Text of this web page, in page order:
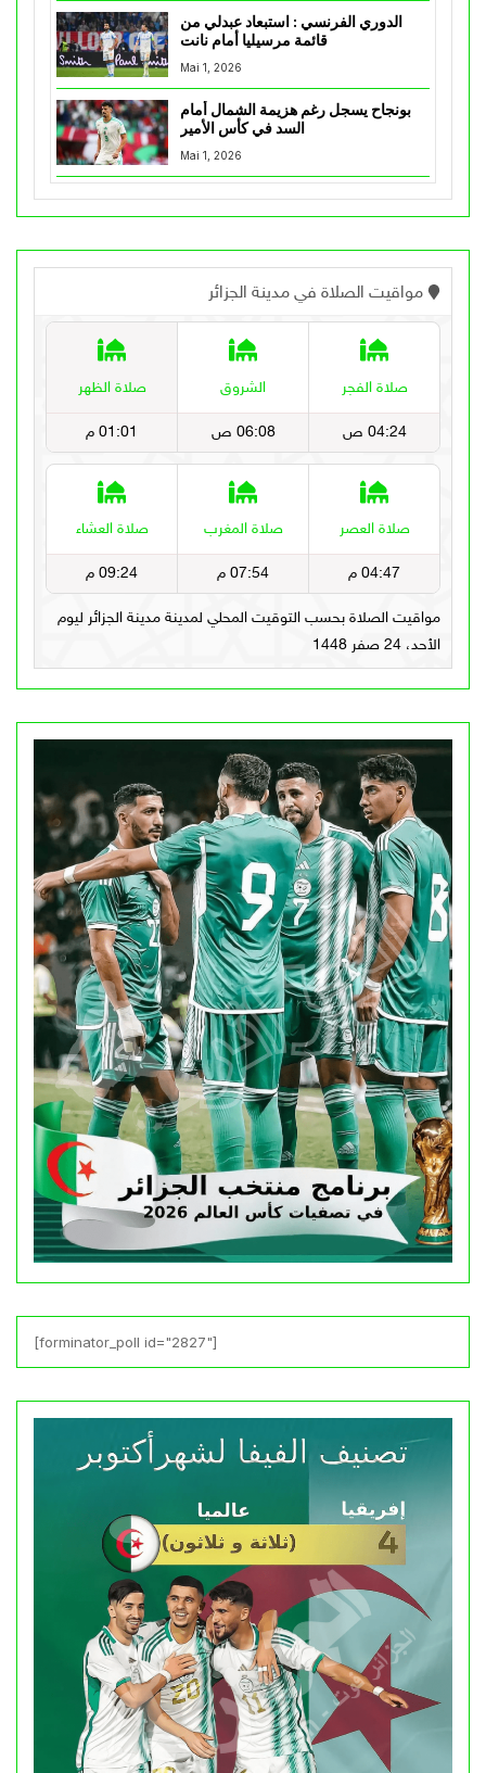
الدوري الفرنسي : استبعاد عبدلي من
قائمة مرسيليا أمام نانت
Mai 1, 2026
بونجاح يسجل رغم هزيمة الشمال أمام
السد في كأس الأمير
Mai 1, 2026
[forminator_poll id="2827"]